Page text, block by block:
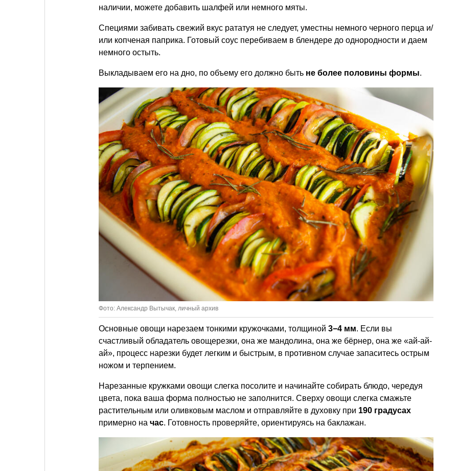
наличии, можете добавить шалфей или немного мяты.
Специями забивать свежий вкус рататуя не следует, уместны немного черного перца и/
или копченая паприка. Готовый соус перебиваем в блендере до однородности и даем
немного остыть.
Выкладываем его на дно, по объему его должно быть не более половины формы.
Фото: Александр Вытычак, личный архив
Основные овощи нарезаем тонкими кружочками, толщиной 3−4 мм. Если вы
счастливый обладатель овощерезки, она же мандолина, она же бёрнер, она же «ай-ай-
ай», процесс нарезки будет легким и быстрым, в противном случае запаситесь острым
ножом и терпением.
Нарезанные кружками овощи слегка посолите и начинайте собирать блюдо, чередуя
цвета, пока ваша форма полностью не заполнится. Сверху овощи слегка смажьте
растительным или оливковым маслом и отправляйте в духовку при 190 градусах
примерно на час. Готовность проверяйте, ориентируясь на баклажан.